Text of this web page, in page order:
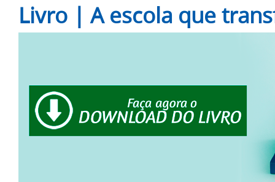
Livro | A escola que